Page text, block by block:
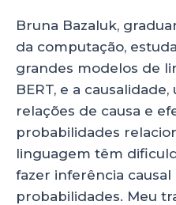
Bruna Bazaluk,
da computação,
grandes modelos de
BERT, e a
relações de causa e
probabilidades
linguagem têm
fazer inferência causal
probabilidades. Meu